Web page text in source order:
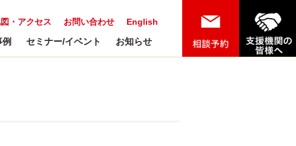
English
お問い合わせ
・アクセス
セミナー/イベント お知らせ